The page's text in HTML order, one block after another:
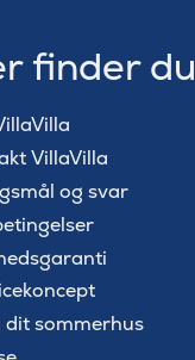
finder du
VillaVilla
og svar
dit sommerhus